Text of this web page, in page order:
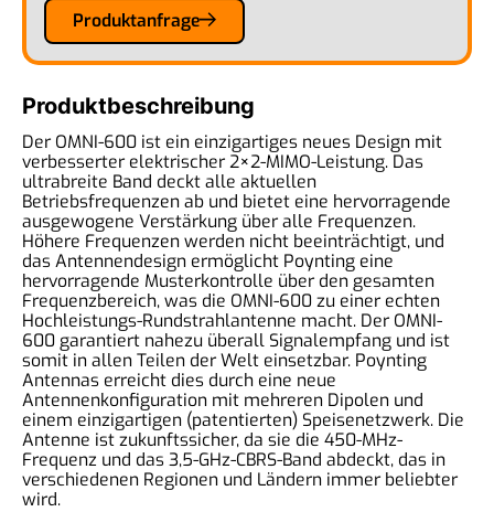
Produktanfrage
Produktbeschreibung
Der OMNI-600 ist ein einzigartiges neues Design mit
verbesserter elektrischer 2×2-MIMO-Leistung. Das
ultrabreite Band deckt alle aktuellen
Betriebsfrequenzen ab und bietet eine hervorragende
ausgewogene Verstärkung über alle Frequenzen.
Höhere Frequenzen werden nicht beeinträchtigt, und
das Antennendesign ermöglicht Poynting eine
hervorragende Musterkontrolle über den gesamten
Frequenzbereich, was die OMNI-600 zu einer echten
Hochleistungs-Rundstrahlantenne macht. Der OMNI-
600 garantiert nahezu überall Signalempfang und ist
somit in allen Teilen der Welt einsetzbar. Poynting
Antennas erreicht dies durch eine neue
Antennenkonfiguration mit mehreren Dipolen und
einem einzigartigen (patentierten) Speisenetzwerk. Die
Antenne ist zukunftssicher, da sie die 450-MHz-
Frequenz und das 3,5-GHz-CBRS-Band abdeckt, das in
verschiedenen Regionen und Ländern immer beliebter
wird.